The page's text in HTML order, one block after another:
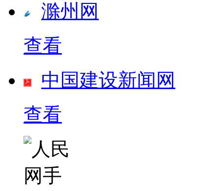
滁州网
查看
中国建设新闻网
查看